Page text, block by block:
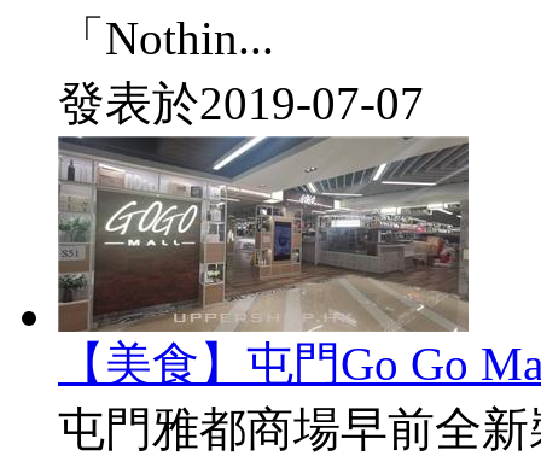
「Nothin...
發表於2019-07-07
【美食】屯門Go Go
屯門雅都商場早前全